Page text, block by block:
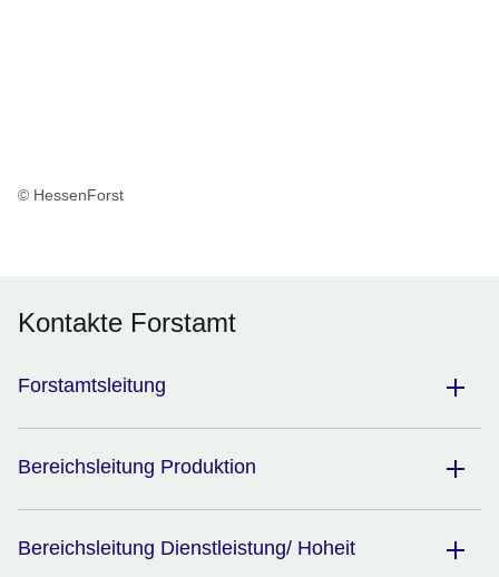
© HessenForst
Kontakte Forstamt
Forstamtsleitung
Bereichsleitung Produktion
Bereichsleitung Dienstleistung/ Hoheit